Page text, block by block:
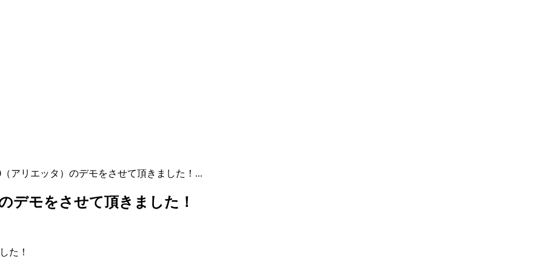
アリエッタ）のデモをさせて頂きました！...
デモをさせて頂きました！
た！